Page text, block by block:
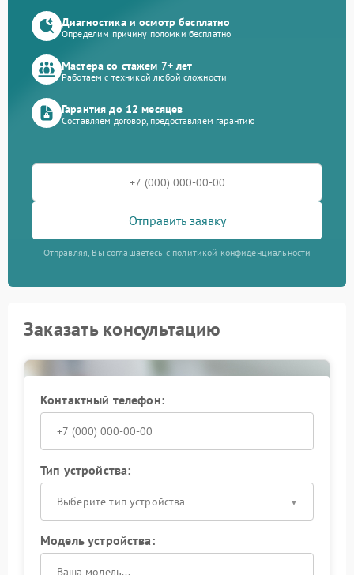
Диагностика и осмотр бесплатно
Определим причину поломки бесплатно
Мастера со стажем 7+ лет
Работаем с техникой любой сложности
Гарантия до 12 месяцев
Составляем договор, предоставляем гарантию
Отправить заявку
Отправляя, Вы соглашаетесь с политикой конфиденциальности
Заказать консультацию
Контактный телефон:
Тип устройства:
Выберите тип устройства
Модель устройства: